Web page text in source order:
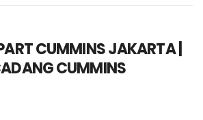
CUMMINS JAKARTA |
CUMMINS